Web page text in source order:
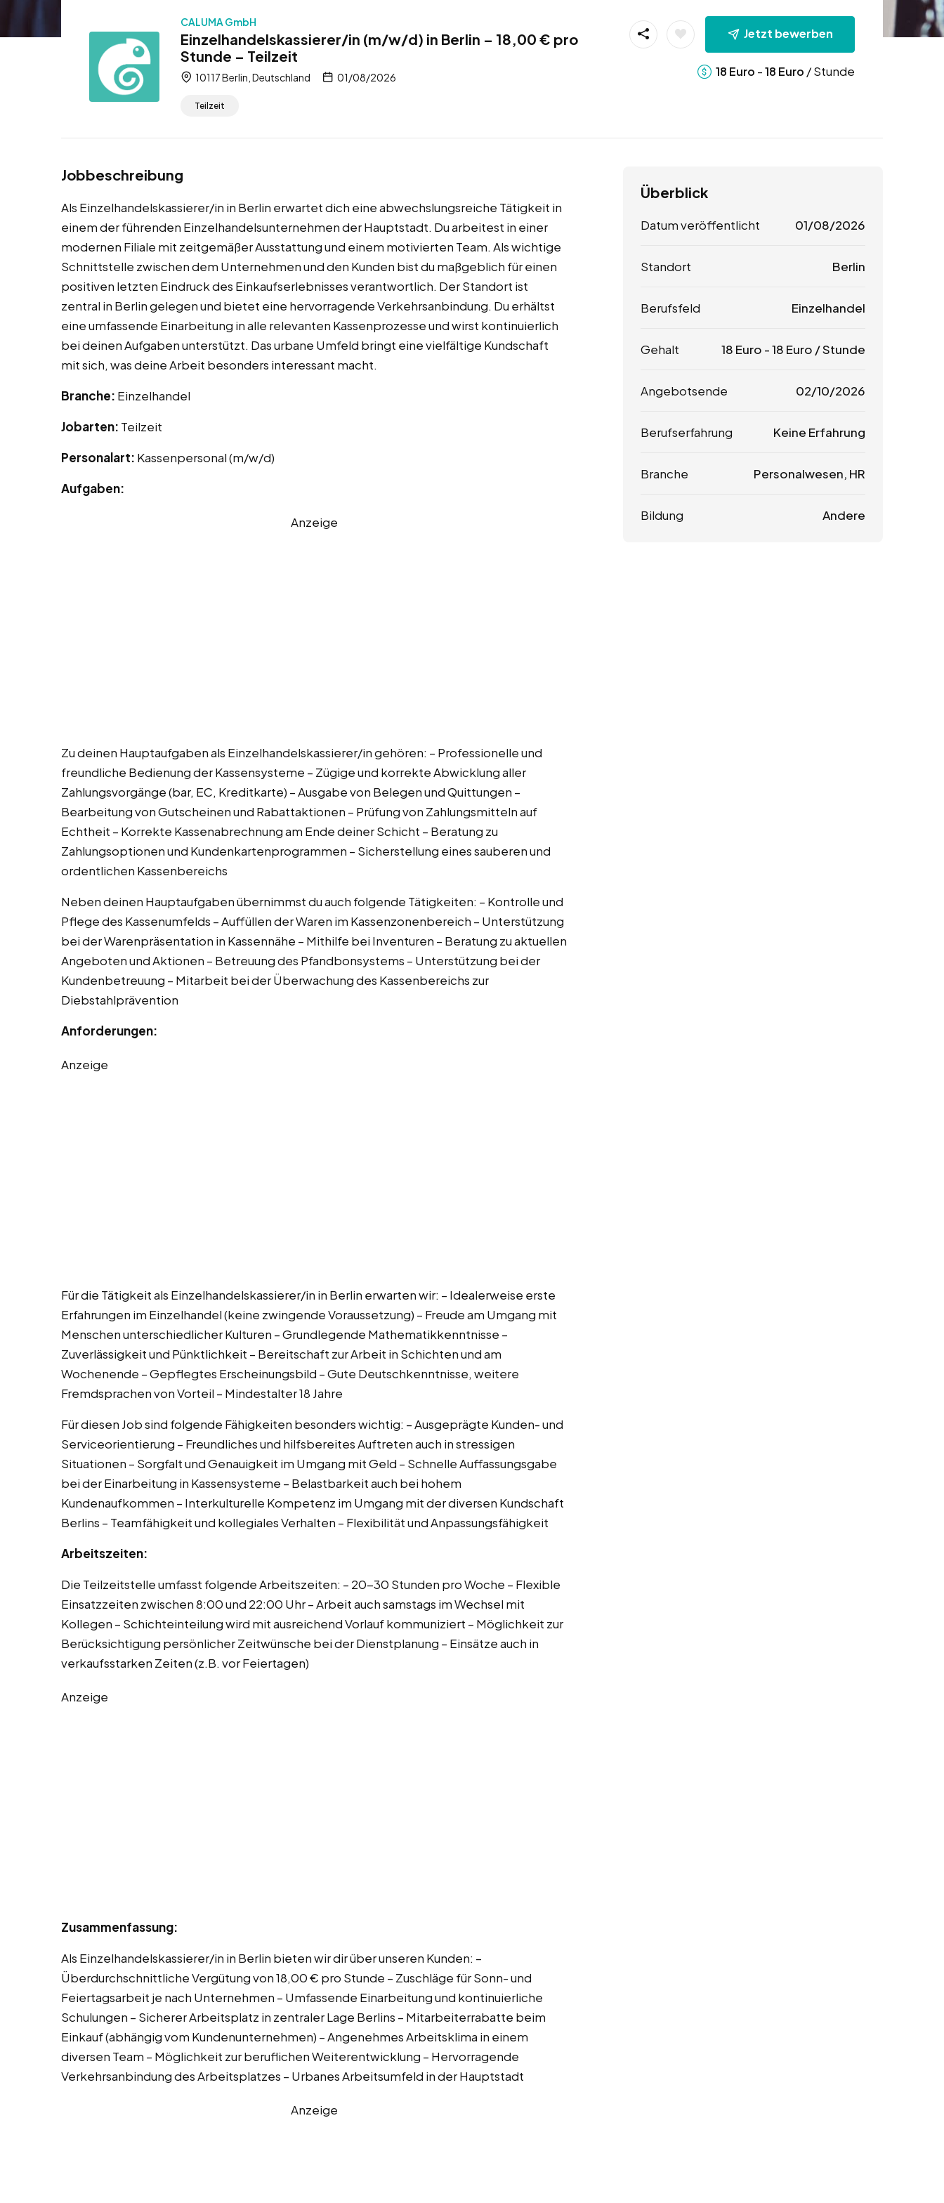
CALUMA GmbH
Einzelhandelskassierer/in (m/w/d) in Berlin – 18,00 € pro
Stunde – Teilzeit
10117 Berlin, Deutschland 01/08/2026
Teilzeit
Jetzt bewerben
18 Euro -18 Euro / Stunde
Jobbeschreibung
Als Einzelhandelskassierer/in in Berlin erwartet dich eine abwechslungsreiche Tätigkeit in
einem der führenden Einzelhandelsunternehmen der Hauptstadt. Du arbeitest in einer
modernen Filiale mit zeitgemäßer Ausstattung und einem motivierten Team. Als wichtige
Schnittstelle zwischen dem Unternehmen und den Kunden bist du maßgeblich für einen
positiven letzten Eindruck des Einkaufserlebnisses verantwortlich. Der Standort ist
zentral in Berlin gelegen und bietet eine hervorragende Verkehrsanbindung. Du erhältst
eine umfassende Einarbeitung in alle relevanten Kassenprozesse und wirst kontinuierlich
bei deinen Aufgaben unterstützt. Das urbane Umfeld bringt eine vielfältige Kundschaft
mit sich, was deine Arbeit besonders interessant macht.
Branche: Einzelhandel
Jobarten: Teilzeit
Personalart: Kassenpersonal (m/w/d)
Aufgaben:
Anzeige
Zu deinen Hauptaufgaben als Einzelhandelskassierer/in gehören: – Professionelle und
freundliche Bedienung der Kassensysteme – Zügige und korrekte Abwicklung aller
Zahlungsvorgänge (bar, EC, Kreditkarte) – Ausgabe von Belegen und Quittungen –
Bearbeitung von Gutscheinen und Rabattaktionen – Prüfung von Zahlungsmitteln auf
Echtheit – Korrekte Kassenabrechnung am Ende deiner Schicht – Beratung zu
Zahlungsoptionen und Kundenkartenprogrammen – Sicherstellung eines sauberen und
ordentlichen Kassenbereichs
Neben deinen Hauptaufgaben übernimmst du auch folgende Tätigkeiten: – Kontrolle und
Pflege des Kassenumfelds – Auffüllen der Waren im Kassenzonenbereich – Unterstützung
bei der Warenpräsentation in Kassennähe – Mithilfe bei Inventuren – Beratung zu aktuellen
Angeboten und Aktionen – Betreuung des Pfandbonsystems – Unterstützung bei der
Kundenbetreuung – Mitarbeit bei der Überwachung des Kassenbereichs zur
Diebstahlprävention
Anforderungen:
Anzeige
Für die Tätigkeit als Einzelhandelskassierer/in in Berlin erwarten wir: – Idealerweise erste
Erfahrungen im Einzelhandel (keine zwingende Voraussetzung) – Freude am Umgang mit
Menschen unterschiedlicher Kulturen – Grundlegende Mathematikkenntnisse –
Zuverlässigkeit und Pünktlichkeit – Bereitschaft zur Arbeit in Schichten und am
Wochenende – Gepflegtes Erscheinungsbild – Gute Deutschkenntnisse, weitere
Fremdsprachen von Vorteil – Mindestalter 18 Jahre
Für diesen Job sind folgende Fähigkeiten besonders wichtig: – Ausgeprägte Kunden- und
Serviceorientierung – Freundliches und hilfsbereites Auftreten auch in stressigen
Situationen – Sorgfalt und Genauigkeit im Umgang mit Geld – Schnelle Auffassungsgabe
bei der Einarbeitung in Kassensysteme – Belastbarkeit auch bei hohem
Kundenaufkommen – Interkulturelle Kompetenz im Umgang mit der diversen Kundschaft
Berlins – Teamfähigkeit und kollegiales Verhalten – Flexibilität und Anpassungsfähigkeit
Arbeitszeiten:
Die Teilzeitstelle umfasst folgende Arbeitszeiten: – 20-30 Stunden pro Woche – Flexible
Einsatzzeiten zwischen 8:00 und 22:00 Uhr – Arbeit auch samstags im Wechsel mit
Kollegen – Schichteinteilung wird mit ausreichend Vorlauf kommuniziert – Möglichkeit zur
Berücksichtigung persönlicher Zeitwünsche bei der Dienstplanung – Einsätze auch in
verkaufsstarken Zeiten (z.B. vor Feiertagen)
Anzeige
Zusammenfassung:
Als Einzelhandelskassierer/in in Berlin bieten wir dir über unseren Kunden: –
Überdurchschnittliche Vergütung von 18,00 € pro Stunde – Zuschläge für Sonn- und
Feiertagsarbeit je nach Unternehmen – Umfassende Einarbeitung und kontinuierliche
Schulungen – Sicherer Arbeitsplatz in zentraler Lage Berlins – Mitarbeiterrabatte beim
Einkauf (abhängig vom Kundenunternehmen) – Angenehmes Arbeitsklima in einem
diversen Team – Möglichkeit zur beruflichen Weiterentwicklung – Hervorragende
Verkehrsanbindung des Arbeitsplatzes – Urbanes Arbeitsumfeld in der Hauptstadt
Anzeige
Überblick
Datum veröffentlicht 01/08/2026
Standort Berlin
Berufsfeld Einzelhandel
Gehalt 18 Euro -18 Euro / Stunde
Angebotsende 02/10/2026
Berufserfahrung Keine Erfahrung
Branche Personalwesen, HR
Bildung Andere